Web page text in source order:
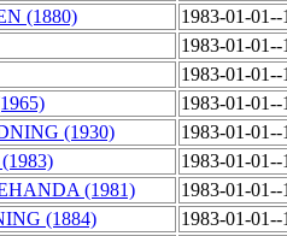
(1880)
1983-01-
1983-01-
1983-01-
1983-01-
(1930)
1983-01-
1983-01-
(1981)
1983-01-
(1884)
1983-01-